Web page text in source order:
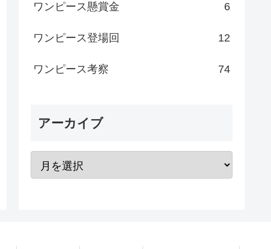
ワンピース懸賞金 6
ワンピース登場回 12
ワンピース考察 74
アーカイブ